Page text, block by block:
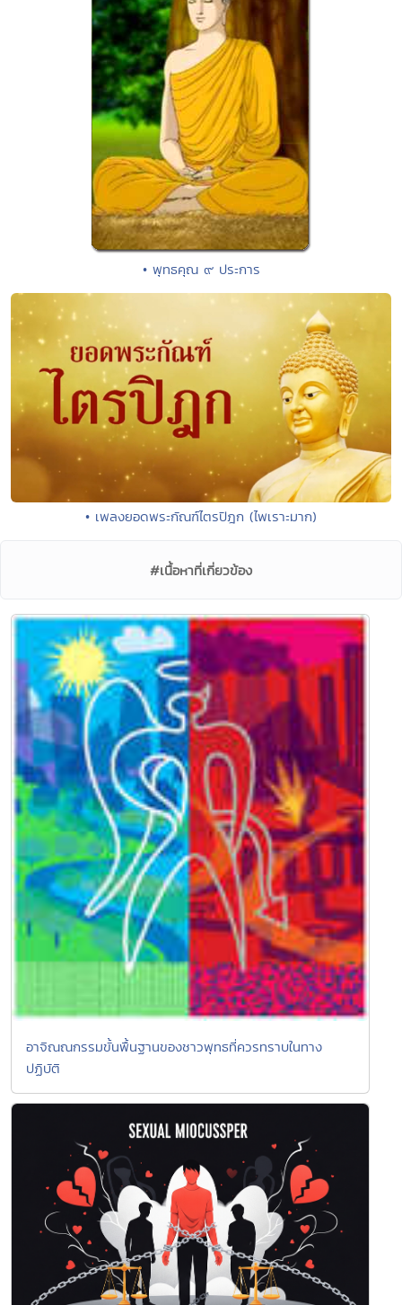
• พุทธคุณ ๙ ประการ
• เพลงยอดพระกัณฑ์ไตรปิฎก (ไพเราะมาก)
#เนื้อหาที่เกี่ยวข้อง
อาจิณณกรรมขั้นพื้นฐานของชาวพุทธที่ควรทราบในทาง
ปฏิบัติ